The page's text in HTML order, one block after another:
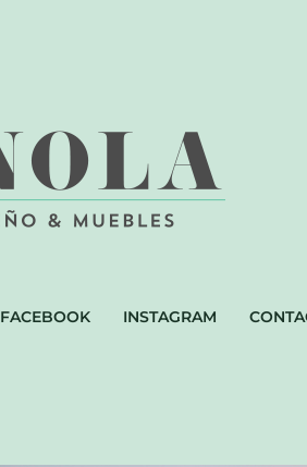
FACEBOOK INSTAGRAM